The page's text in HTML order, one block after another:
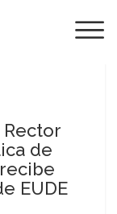
Rector
de
EUDE